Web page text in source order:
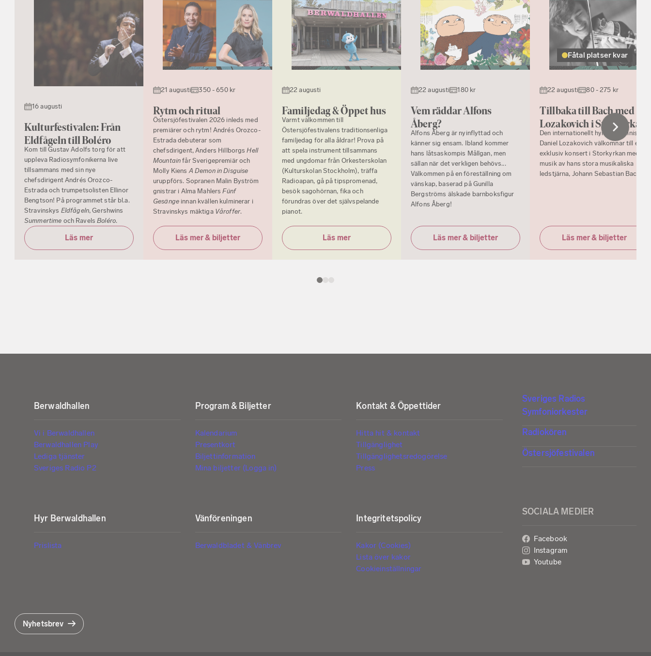
16 augusti
Kulturfestivalen: Från
Eldfågeln till Boléro
Kom till Gustav Adolfs torg för att
uppleva Radiosymfonikerna live
tillsammans med sin nye
chefsdirigent Andrés Orozco-
Estrada och trumpetsolisten Ellinor
Bengtson! På programmet står bl.a.
Stravinskys Eldfågeln, Gershwins
Summertime och RavelsBoléro.
Läs mer
21 augusti 350 - 650 kr
Rytm och ritual
Östersjöfestivalen 2026 inleds med
premiärer och rytm! Andrés Orozco-
Estrada debuterar som
chefsdirigent, Anders HillborgsHell
Mountainfår Sverigepremiär och
Molly KiensA Demon in Disguise
uruppförs. Sopranen Malin Byström
gnistrar i Alma MahlersFünf
Gesänge innan kvällen kulminerar i
Stravinskys mäktiga Våroffer.
Läs mer & biljetter
22 augusti
Familjedag & Öppet hus
Varmt välkommen till
Östersjöfestivalens traditionsenliga
familjedag för alla åldrar! Prova på
att spela instrument tillsammans
med ungdomar från Orkesterskolan
(Kulturskolan Stockholm), träffa
Radioapan, gå på tipspromenad,
besök sagohörnan, fika och
förundras över det självspelande
pianot.
Läs mer
22 augusti 180 kr
Vem räddar Alfons
Åberg?
Alfons Åberg är nyinflyttad och
känner sig ensam. Ibland kommer
hans låtsaskompis Mållgan, men
sällan när det verkligen behövs...
Välkommen på en föreställning om
vänskap, baserad på Gunilla
Bergströms älskade barnboksfigur
Alfons Åberg!
Läs mer & biljetter
Fåtal platser kvar
22 augusti 80 - 275 kr
Tillbaka till Bach med
Lozakovich i Storkyrkan
Den internationellt hyllade violinisten
Daniel Lozakovich välkomnar till en
exklusiv konsert i Storkyrkan med
musik av hans stora musikaliska
ledstjärna, Johann Sebastian Bach.
Läs mer & biljetter
Berwaldhallen
Vi i Berwaldhallen
Berwaldhallen Play
Lediga tjänster
Sveriges Radio P2
Program & Biljetter
Kalendarium
Presentkort
Biljettinformation
Mina biljetter (Logga in)
Kontakt & Öppettider
Hitta hit & kontakt
Tillgänglighet
Tillgänglighetsredogörelse
Press
Hyr Berwaldhallen
Prislista
Vänföreningen
Berwaldbladet & Vänbrev
Integritetspolicy
Kakor (Cookies)
Lista över kakor
Cookieinställningar
Sveriges Radios
Symfoniorkester
Radiokören
Östersjöfestivalen
SOCIALA MEDIER
Facebook
Instagram
Youtube
Nyhetsbrev